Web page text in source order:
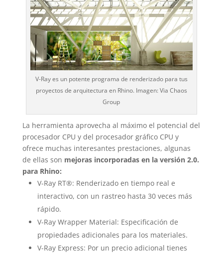
V-Ray es un potente programa de renderizado para tus
proyectos de arquitectura en Rhino. Imagen: Via Chaos
Group
La herramienta aprovecha al máximo el potencial del
procesador CPU y del procesador gráfico CPU y
ofrece muchas interesantes prestaciones, algunas
de ellas son mejoras incorporadas en la versión 2.0.
para Rhino:
V-Ray RT®: Renderizado en tiempo real e
interactivo, con un rastreo hasta 30 veces más
rápido.
V-Ray Wrapper Material: Especificación de
propiedades adicionales para los materiales.
V-Ray Express: Por un precio adicional tienes